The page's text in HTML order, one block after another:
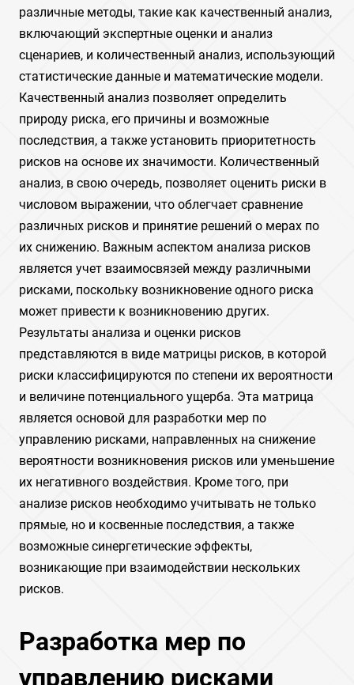
различные методы, такие как качественный анализ,
включающий экспертные оценки и анализ
сценариев, и количественный анализ, использующий
статистические данные и математические модели.
Качественный анализ позволяет определить
природу риска, его причины и возможные
последствия, а также установить приоритетность
рисков на основе их значимости. Количественный
анализ, в свою очередь, позволяет оценить риски в
числовом выражении, что облегчает сравнение
различных рисков и принятие решений о мерах по
их снижению. Важным аспектом анализа рисков
является учет взаимосвязей между различными
рисками, поскольку возникновение одного риска
может привести к возникновению других.
Результаты анализа и оценки рисков
представляются в виде матрицы рисков, в которой
риски классифицируются по степени их вероятности
и величине потенциального ущерба. Эта матрица
является основой для разработки мер по
управлению рисками, направленных на снижение
вероятности возникновения рисков или уменьшение
их негативного воздействия. Кроме того, при
анализе рисков необходимо учитывать не только
прямые, но и косвенные последствия, а также
возможные синергетические эффекты,
возникающие при взаимодействии нескольких
рисков.
Разработка мер по
управлению рисками